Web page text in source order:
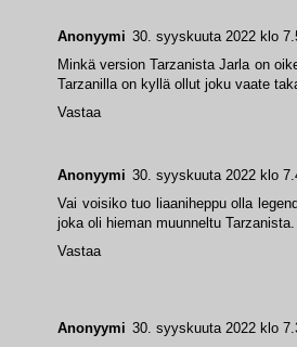
Anonyymi 30. syyskuuta 2022 klo
Anonyymi 30. syyskuuta 2022 klo
Vai voisiko tuo liaaniheppu olla
joka oli hieman muunneltu Tarzanista.
Vastaa
Anonyymi 30. syyskuuta 2022 klo
Minkä version Tarzanista Jarla on
Tarzanilla on kyllä ollut joku vaate
Vastaa